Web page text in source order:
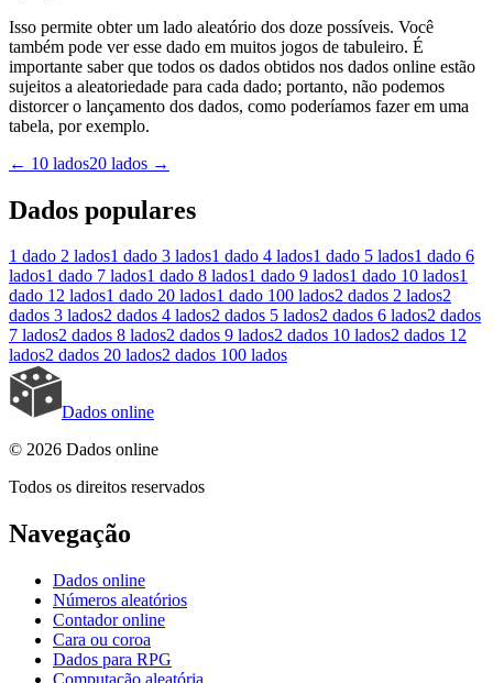
Isso permite obter um lado aleatório dos doze possíveis. Você
também pode ver esse dado em muitos jogos de tabuleiro. É
importante saber que todos os dados obtidos nos dados online estão
sujeitos a aleatoriedade para cada dado; portanto, não podemos
distorcer o lançamento dos dados, como poderíamos fazer em uma
tabela, por exemplo.
← 10 lados20 lados →
Dados populares
1 dado 2 lados1 dado 3 lados1 dado 4 lados1 dado 5 lados1 dado 6
lados1 dado 7 lados1 dado 8 lados1 dado 9 lados1 dado 10 lados1
dado 12 lados1 dado 20 lados1 dado 100 lados2 dados 2 lados2
dados 3 lados2 dados 4 lados2 dados 5 lados2 dados 6 lados2 dados
7 lados2 dados 8 lados2 dados 9 lados2 dados 10 lados2 dados 12
lados2 dados 20 lados2 dados 100 lados
Dados online
© 2026 Dados online
Todos os direitos reservados
Navegação
Dados online
Números aleatórios
Contador online
Cara ou coroa
Dados para RPG